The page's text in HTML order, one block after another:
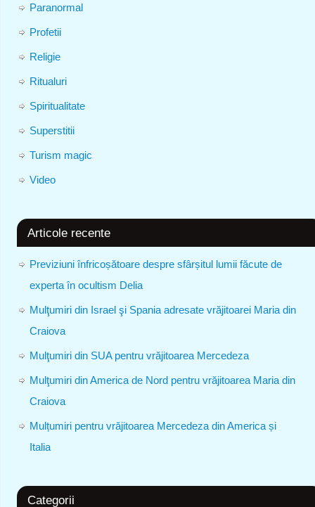
Paranormal
Profetii
Religie
Ritualuri
Spiritualitate
Superstitii
Turism magic
Video
Articole recente
Previziuni înfricoșătoare despre sfârșitul lumii făcute de
experta în ocultism Delia
Mulţumiri din Israel şi Spania adresate vrăjitoarei Maria din
Craiova
Mulţumiri din SUA pentru vrăjitoarea Mercedeza
Mulţumiri din America de Nord pentru vrăjitoarea Maria din
Craiova
Mulțumiri pentru vrăjitoarea Mercedeza din America și
Italia
Categorii